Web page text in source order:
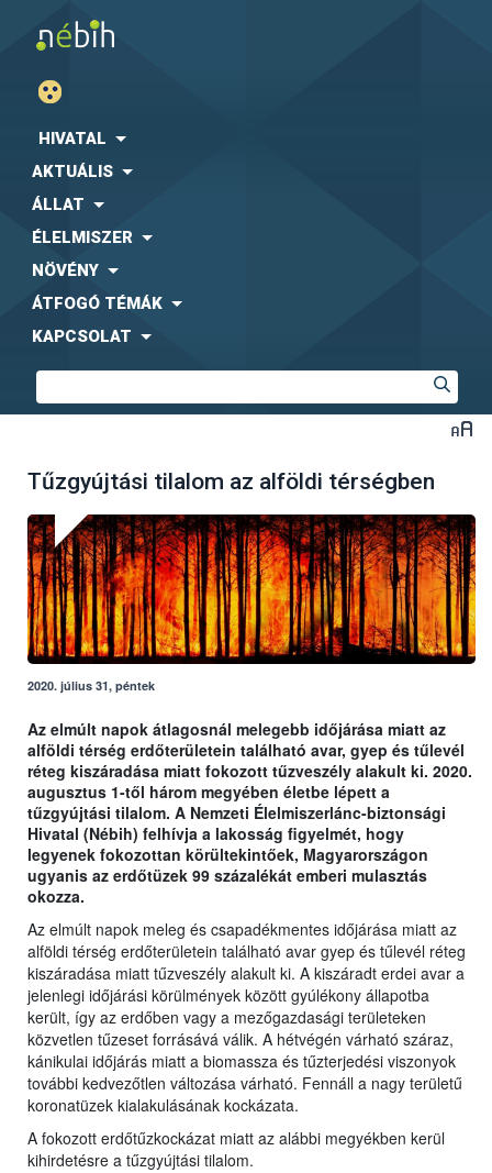
HIVATAL
AKTUÁLIS
ÁLLAT
ÉLELMISZER
NÖVÉNY
ÁTFOGÓ TÉMÁK
KAPCSOLAT
Tűzgyújtási tilalom az alföldi térségben
2020. július 31, péntek
Az elmúlt napok átlagosnál melegebb időjárása miatt az
alföldi térség erdőterületein található avar, gyep és tűlevél
réteg kiszáradása miatt fokozott tűzveszély alakult ki. 2020.
augusztus 1-től három megyében életbe lépett a
tűzgyújtási tilalom. A Nemzeti Élelmiszerlánc-biztonsági
Hivatal (Nébih) felhívja a lakosság figyelmét, hogy
legyenek fokozottan körültekintőek, Magyarországon
ugyanis az erdőtüzek 99 százalékát emberi mulasztás
okozza.
Az elmúlt napok meleg és csapadékmentes időjárása miatt az
alföldi térség erdőterületein található avar gyep és tűlevél réteg
kiszáradása miatt tűzveszély alakult ki. A kiszáradt erdei avar a
jelenlegi időjárási körülmények között gyúlékony állapotba
került, így az erdőben vagy a mezőgazdasági területeken
közvetlen tűzeset forrásává válik. A hétvégén várható száraz,
kánikulai időjárás miatt a biomassza és tűzterjedési viszonyok
további kedvezőtlen változása várható. Fennáll a nagy területű
koronatüzek kialakulásának kockázata.
A fokozott erdőtűzkockázat miatt az alábbi megyékben kerül
kihirdetésre a tűzgyújtási tilalom.